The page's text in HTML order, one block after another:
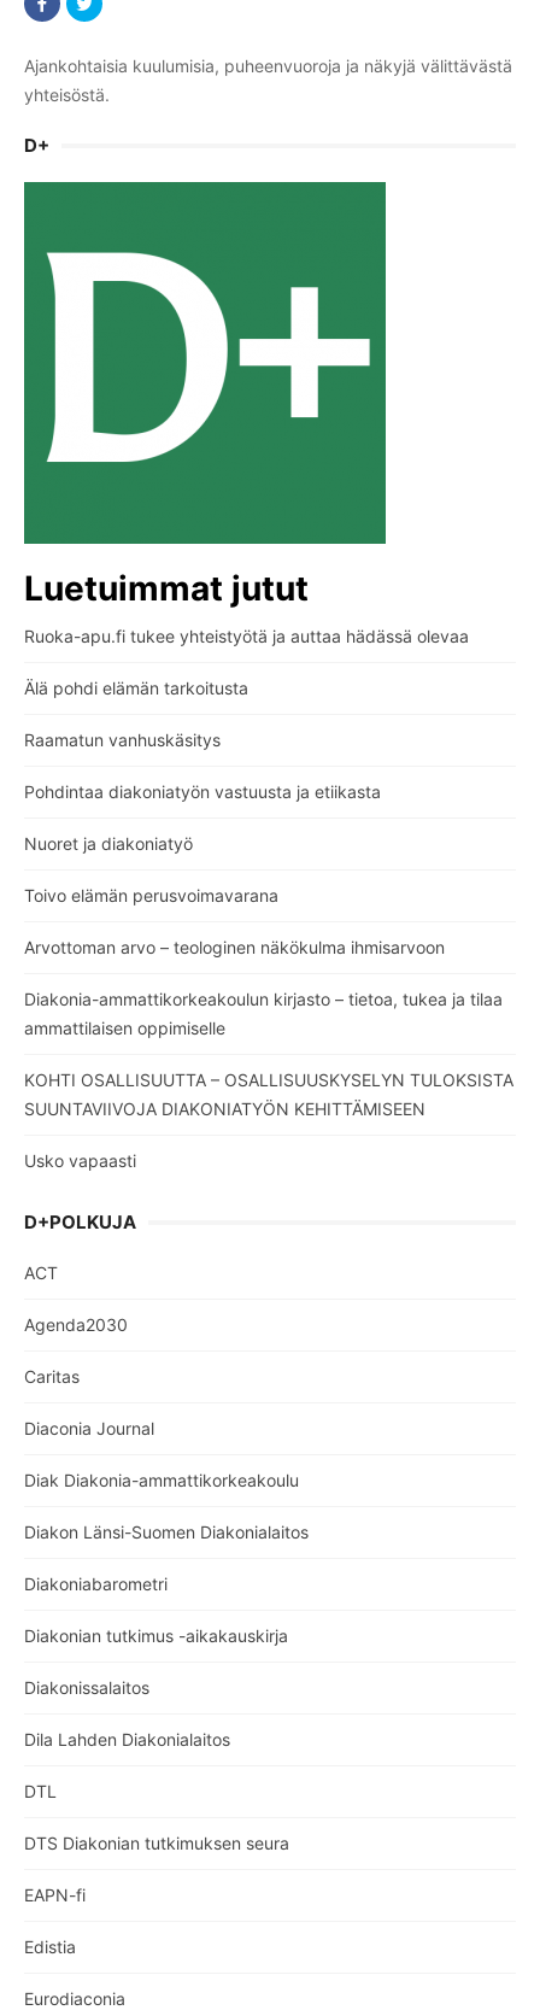
Ajankohtaisia kuulumisia, puheenvuoroja ja näkyjä välittävästä
yhteisöstä.
D+
Luetuimmat jutut
Ruoka-apu.fi tukee yhteistyötä ja auttaa hädässä olevaa
Älä pohdi elämän tarkoitusta
Raamatun vanhuskäsitys
Pohdintaa diakoniatyön vastuusta ja etiikasta
Nuoret ja diakoniatyö
Toivo elämän perusvoimavarana
Arvottoman arvo – teologinen näkökulma ihmisarvoon
Diakonia-ammattikorkeakoulun kirjasto – tietoa, tukea ja tilaa
ammattilaisen oppimiselle
KOHTI OSALLISUUTTA – OSALLISUUSKYSELYN TULOKSISTA
SUUNTAVIIVOJA DIAKONIATYÖN KEHITTÄMISEEN
Usko vapaasti
D+POLKUJA
ACT
Agenda2030
Caritas
Diaconia Journal
Diak Diakonia-ammattikorkeakoulu
Diakon Länsi-Suomen Diakonialaitos
Diakoniabarometri
Diakonian tutkimus -aikakauskirja
Diakonissalaitos
Dila Lahden Diakonialaitos
DTL
DTS Diakonian tutkimuksen seura
EAPN-fi
Edistia
Eurodiaconia